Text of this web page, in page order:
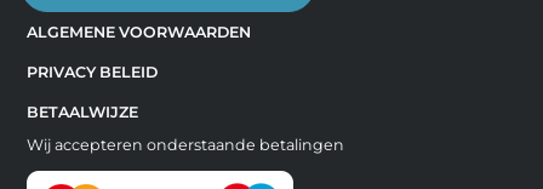
ALGEMENE VOORWAARDEN
PRIVACY BELEID
BETAALWIJZE
Wij accepteren onderstaande betalingen